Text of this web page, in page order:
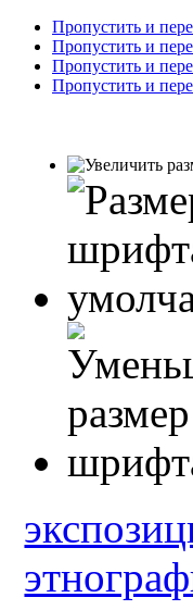
Пропустить и
Пропустить и
Пропустить и
Пропустить и